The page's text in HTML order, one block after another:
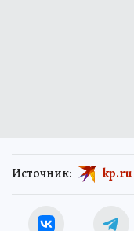
Источник: kp.ru